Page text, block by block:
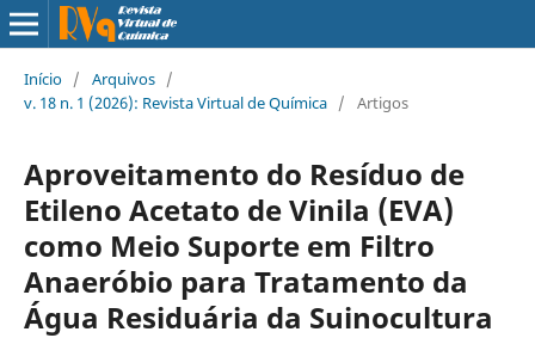
Início / Arquivos /
v. 18 n. 1 (2026): Revista Virtual de Química / Artigos
Aproveitamento do Resíduo de
Etileno Acetato de Vinila (EVA)
como Meio Suporte em Filtro
Anaeróbio para Tratamento da
Água Residuária da Suinocultura